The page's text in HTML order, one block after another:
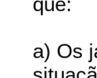
a) Os